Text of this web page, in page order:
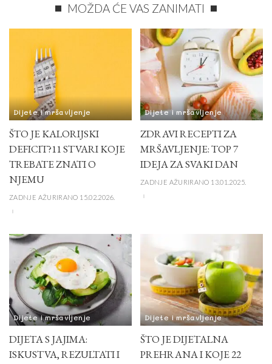
MOŽDA ĆE VAS ZANIMATI
Dijete i mršavljenje
ŠTO JE KALORIJSKI
DEFICIT?11 STVARI KOJE
TREBATE ZNATI O
NJEMU
ZADNJE AŽURIRANO 15.02.2026.
Dijete i mršavljenje
ZDRAVI RECEPTI ZA
MRŠAVLJENJE: TOP 7
IDEJA ZA SVAKI DAN
ZADNJE AŽURIRANO 13.01.2025.
Dijete i mršavljenje
DIJETA S JAJIMA:
ISKUSTVA, REZULTATI I
Dijete i mršavljenje
ŠTO JE DIJETALNA
PREHRANA I KOJE 22